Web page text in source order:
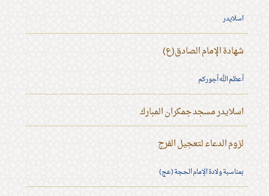
اسلايدر
شهادة الإمام الصادق(ع)
أعظم الله أجوركم
اسلايدر مسجد جمكران المبارك
لزوم الدعاء لتعجيل الفرج
بمناسبة ولادة الإمام الحجة (عج)